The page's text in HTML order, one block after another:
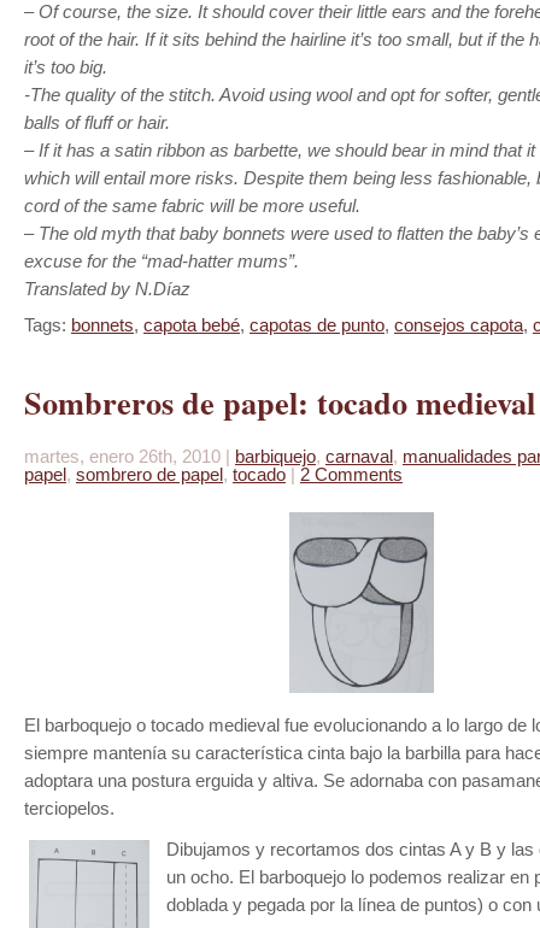
– Of course, the size. It should cover their little ears and the
root of the hair. If it sits behind the hairline it’s too small, but if the
it’s too big.
-The quality of the stitch. Avoid using wool and opt for softer,
balls of fluff or hair.
– If it has a satin ribbon as barbette, we should bear in mind that
which will entail more risks. Despite them being less fashionable,
cord of the same fabric will be more useful.
– The old myth that baby bonnets were used to flatten the baby’s
excuse for the “mad-hatter mums”.
Translated by N.Díaz
Tags: bonnets, capota bebé, capotas de punto, consejos capota,
Sombreros de papel: tocado medieval
martes, enero 26th, 2010 | barbiquejo, carnaval, manualidades
papel, sombrero de papel, tocado | 2 Comments
El barboquejo o tocado medieval fue evolucionando a lo largo de
siempre mantenía su característica cinta bajo la barbilla para
adoptara una postura erguida y altiva. Se adornaba con
terciopelos.
Dibujamos y recortamos dos cintas A y B y
un ocho. El barboquejo lo podemos realizar en
doblada y pegada por la línea de puntos) o con